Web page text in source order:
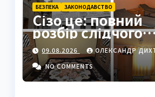
БЕЗПЕКА ЗАКОНОДАВСТВО
Сізо це: повний
розбір слідчого
ізолятора в
09.08.2026
ОЛЕКСАНДР
NO COMMENTS